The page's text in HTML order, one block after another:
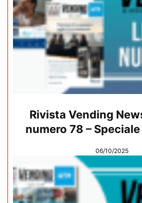
Rivista Vending
numero 78 –
06/10/2025